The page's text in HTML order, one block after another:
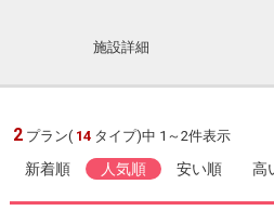
施設詳細
2 プラン( 14 タイプ)中 1～2件表示
新着順 人気順 安い順 高